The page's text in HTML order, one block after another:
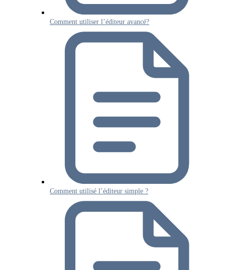
Comment utiliser l’éditeur avancé?
Comment utilisé l’éditeur simple ?